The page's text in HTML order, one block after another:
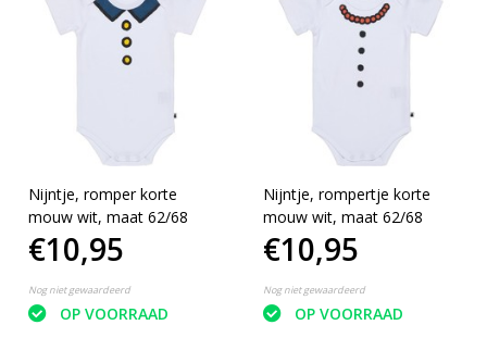
Nijntje, romper korte
mouw wit, maat 62/68
€10,95
Nog niet gewaardeerd
OP VOORRAAD
Nijntje, rompertje korte
mouw wit, maat 62/68
€10,95
Nog niet gewaardeerd
OP VOORRAAD